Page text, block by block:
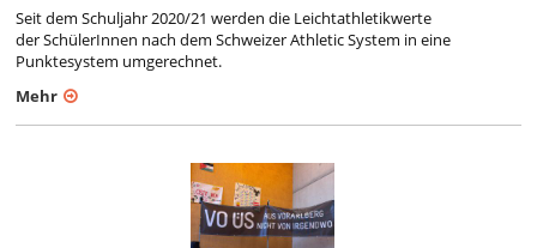
Seit dem Schuljahr 2020/21 werden die Leichtathletikwerte
der SchülerInnen nach dem Schweizer Athletic System in eine
Punktesystem umgerechnet.
Mehr